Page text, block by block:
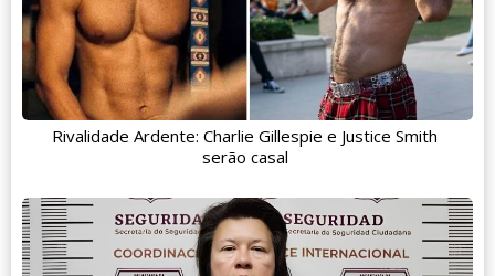
Rivalidade Ardente: Charlie Gillespie e Justice Smith
serão casal